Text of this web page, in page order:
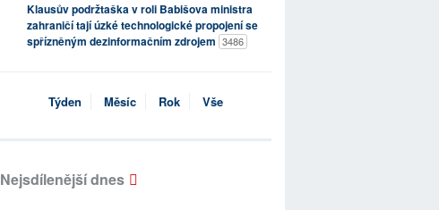
Klausův podržtaška v roli Babišova ministra
zahraničí tají úzké technologické propojení se
spřízněným dezinformačním zdrojem 3486
Týden Měsíc Rok Vše
Nejsdílenější dnes